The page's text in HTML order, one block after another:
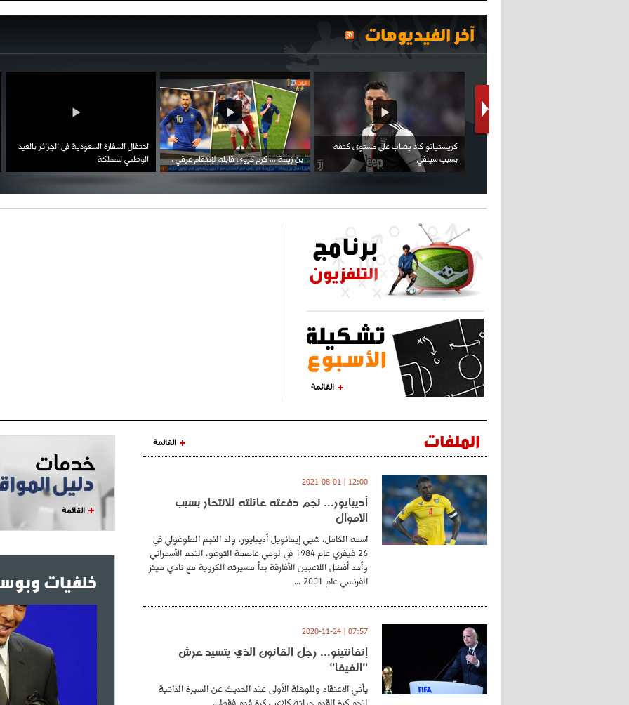
آخر الفيديوهات
كريستيانو كاد يصاب على مستوى كتفه
بسبب سيلفي
بن زيمة ... كرم كروي قابله لإنتقام عرقي .
احتفال السفارة السعودية في الجزائر بالعيد
الوطني للمملكة
القائمة
الملفات القائمة
12:00 | 2021-08-01
أديبايور... نجم دفعته عائلته للانتحار بسبب
الأموال
اسمه الكامل، شيي إيمانويل أديبايور، ولد النجم الطوغولي في
26 فيفري عام 1984 في لومي عاصمة التوغو، النجم الأسمراني
وأحد أفضل اللاعبين الأفارقة بدأ مسيرته الكروية مع نادي ميتز
الفرنسي عام 2001 ...
07:57 | 2020-11-24
إنفانتينو... رجل القانون الذي يتسيد عرش
"الفيفا"
يأتي الاعتقاد وللوهلة الأولى عند الحديث عن السيرة الذاتية
القائمة
خلفيات